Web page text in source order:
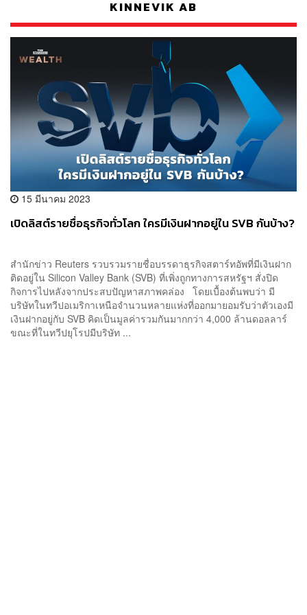
KINNEVIK AB
15 มีนาคม 2023
เปิดลิสต์รายชื่อธุรกิจทั่วโลก ใครมีเงินฝากอยู่ใน SVB กันบ้าง?
สำนักข่าว Reuters รวบรวมรายชื่อบรรดาธุรกิจสตาร์ทอัพที่มีเงินฝาก
ติดอยู่ใน Silicon Valley Bank (SVB) ที่เพิ่งถูกทางการสหรัฐฯ สั่งปิด
กิจการไปหลังจากประสบปัญหาสภาพคล่อง โดยเบื้องต้นพบว่า มี
บริษัทในทวีปอเมริกาเหนือจำนวนหลายแห่งที่ออกมายอมรับว่าตัวเองมี
เงินฝากอยู่กับ SVB คิดเป็นมูลค่ารวมกันมากกว่า 4,000 ล้านดอลลาร์
ขณะที่ในทวีปยุโรปมีบริษัท ...